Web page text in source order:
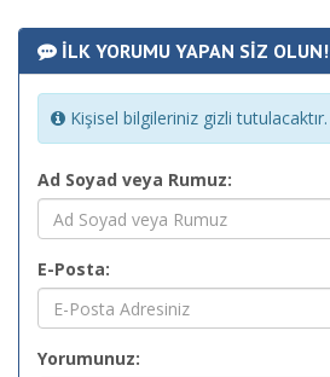
İLK YORUMU YAPAN SİZ OLUN!
Kişisel bilgileriniz gizli tutulacaktır.
Ad Soyad veya Rumuz:
E-Posta:
Yorumunuz: